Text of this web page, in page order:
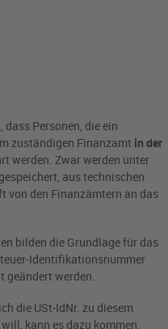
Personen, die ein
zuständigen Finanzamt in der
werden. Zwar werden unter
aus technischen
von den Finanzämtern an das
bilden die Grundlage für das
Identifikationsnummer
geändert werden.
die USt-IdNr. zu diesem
kann es dazu kommen,